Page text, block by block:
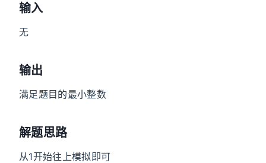
输入
无
输出
满足题目的最小整数
解题思路
从1开始往上模拟即可